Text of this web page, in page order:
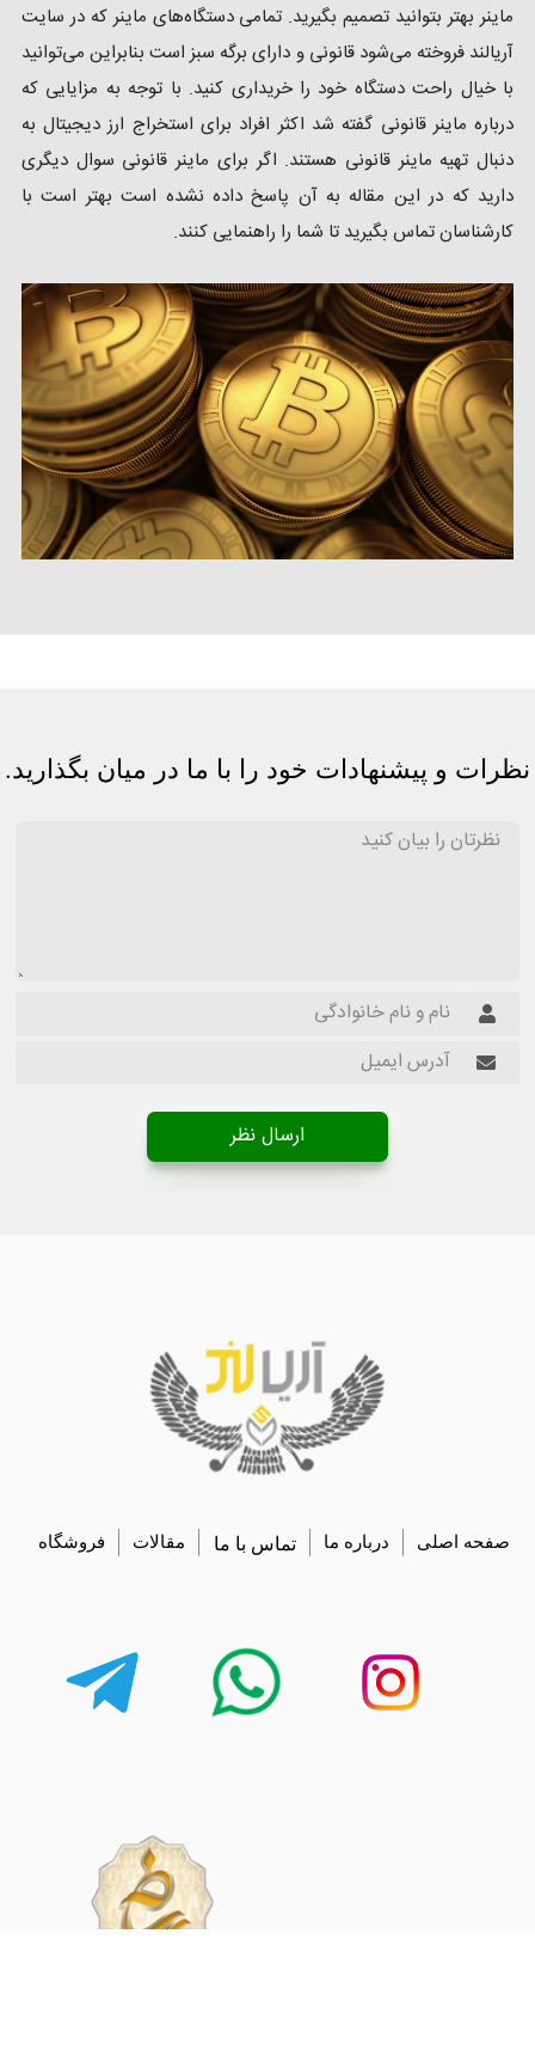
ماینر بهتر بتوانید تصمیم بگیرید. تمامی دستگاه‌های ماینر که در سایت
آریالند فروخته می‌شود قانونی و دارای برگه سبز است بنابراین می‌توانید
با خیال راحت دستگاه خود را خریداری کنید. با توجه به مزایایی که
درباره ماینر قانونی گفته شد اکثر افراد برای استخراج ارز دیجیتال به
دنبال تهیه ماینر قانونی هستند. اگر برای ماینر قانونی سوال دیگری
دارید که در این مقاله به آن پاسخ داده نشده است بهتر است با
کارشناسان تماس بگیرید تا شما را راهنمایی کنند.
نظرات و پیشنهادات خود را با ما در میان بگذارید.
ارسال نظر
صفحه اصلی درباره ما تماس با ما مقالات فروشگاه